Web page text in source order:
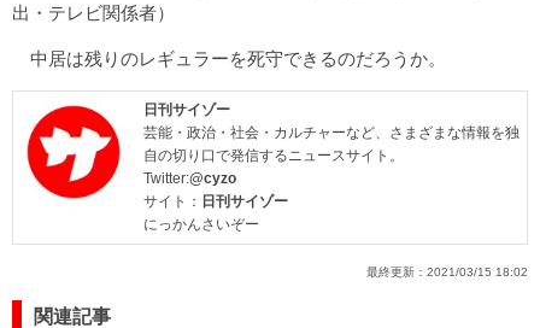
出・テレビ関係者）
中居は残りのレギュラーを死守できるのだろうか。
日刊サイゾー
芸能・政治・社会・カルチャーなど、さまざまな情報を独
自の切り口で発信するニュースサイト。
Twitter:@cyzo
サイト： 日刊サイゾー
にっかんさいぞー
最終更新： 2021/03/15 18:02
関連記事